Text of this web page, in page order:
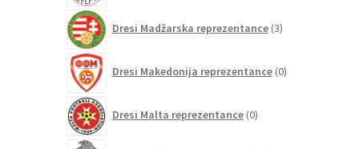
Dresi Madžarska reprezentance 3izdelki
Dresi Makedonija reprezentance 0izdelkov
Dresi Malta reprezentance 0izdelkov